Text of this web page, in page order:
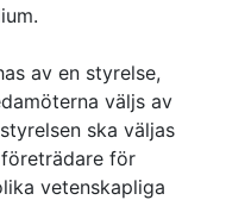
av en styrelse,
väljs av
ska väljas
för
vetenskapliga